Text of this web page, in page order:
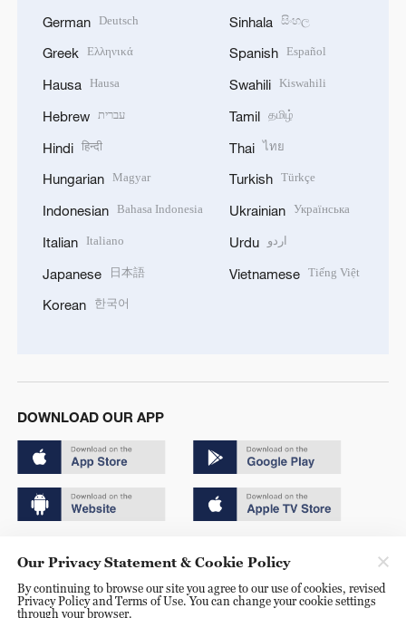
German Deutsch
Greek Ελληνικά
Hausa Hausa
Hebrew עברית
Hindi हिन्दी
Hungarian Magyar
Indonesian Bahasa Indonesia
Italian Italiano
Japanese 日本語
Korean 한국어
Sinhala සිංහල
Spanish Español
Swahili Kiswahili
Tamil தமிழ்
Thai ไทย
Turkish Türkçe
Ukrainian Українська
Urdu اردو
Vietnamese Tiếng Việt
DOWNLOAD OUR APP
京ICP备20000184号
京公网安备 11010502050052号
Our Privacy Statement & Cookie Policy
By continuing to browse our site you agree to our use of cookies, revised
Privacy Policy and Terms of Use. You can change your cookie settings
through your browser.